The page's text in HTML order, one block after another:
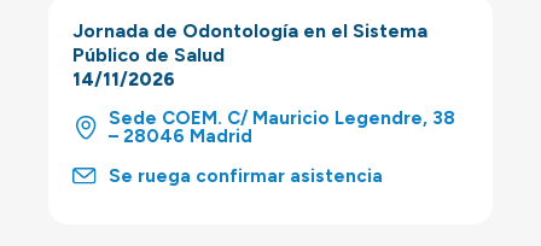
Jornada de Odontología en el Sistema
Público de Salud
14/11/2026
Sede COEM. C/ Mauricio Legendre, 38
– 28046 Madrid
Se ruega confirmar asistencia